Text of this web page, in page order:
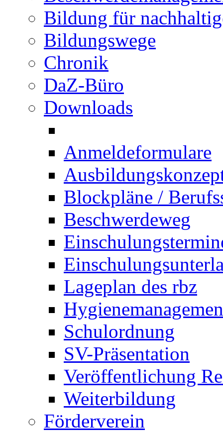
Bildung für
Bildungswege
Chronik
DaZ-Büro
Downloads
Anmeldeformulare
Blockpläne /
Beschwerdeweg
Lageplan des rbz
Schulordnung
SV-Präsentation
Veröffentlichung
Weiterbildung
Förderverein